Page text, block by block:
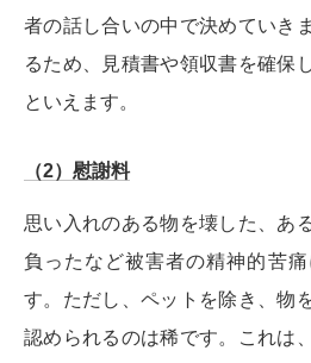
者の話し合いの中で決めていき
るため、見積書や領収書を確保
といえます。
（2）慰謝料
思い入れのある物を壊した、あ
負ったなど被害者の精神的苦
す。ただし、ペットを除き、物
認められるのは稀です。これは